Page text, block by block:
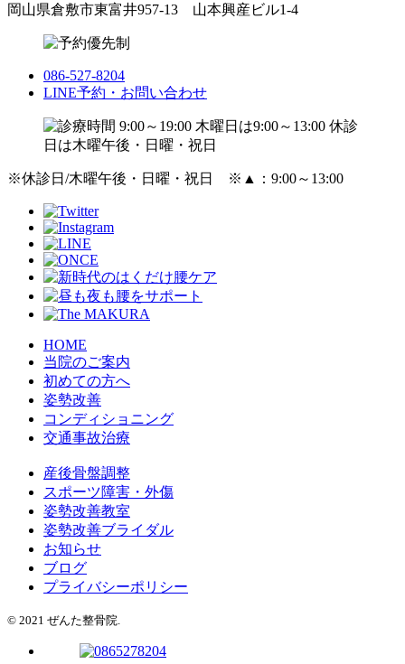
岡山県倉敷市東富井957-13 山本興産ビル1-4
086-527-8204
LINE予約・お問い合わせ
※休診日/木曜午後・日曜・祝日 ※ ▲ ：9:00～13:00
HOME
当院のご案内
初めての方へ
姿勢改善
コンディショニング
交通事故治療
産後骨盤調整
スポーツ障害・外傷
姿勢改善教室
姿勢改善ブライダル
お知らせ
ブログ
プライバシーポリシー
© 2021 ぜんた整骨院.